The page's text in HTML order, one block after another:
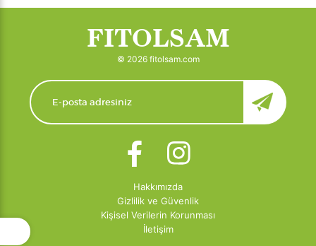
FITOLSAM
© 2026 fitolsam.com
Hakkımızda
Gizlilik ve Güvenlik
Kişisel Verilerin Korunması
İletişim